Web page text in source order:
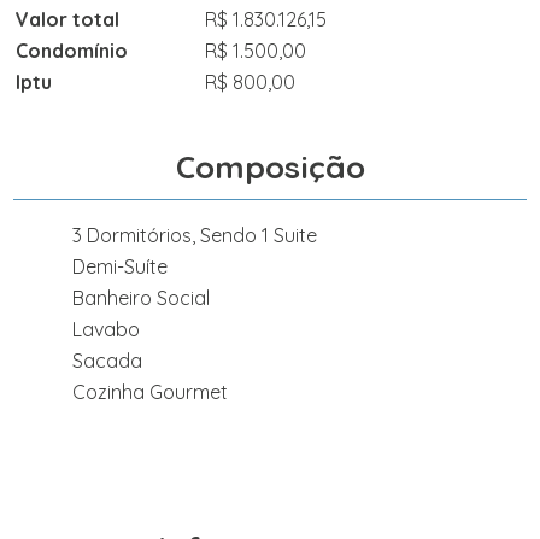
Valor total
R$ 1.830.126,15
Condomínio
R$ 1.500,00
Iptu
R$ 800,00
Composição
3 Dormitórios, Sendo 1 Suite
Demi-Suíte
Banheiro Social
Lavabo
Sacada
Cozinha Gourmet